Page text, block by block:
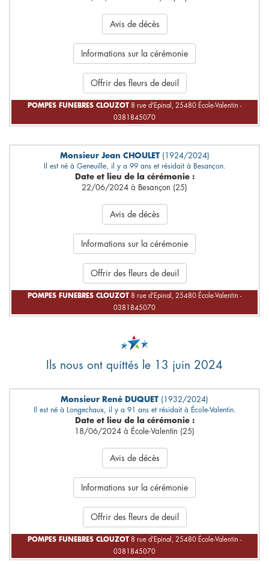
Avis de décès
Informations sur la cérémonie
Offrir des fleurs de deuil
POMPES FUNEBRES CLOUZOT 8 rue d'Epinal, 25480 École-Valentin -
0381845070
Monsieur Jean CHOULET (1924/2024)
Il est né à Geneuille, il y a 99 ans et résidait à Besançon.
Date et lieu de la cérémonie :
22/06/2024 à Besançon (25)
Avis de décès
Informations sur la cérémonie
Offrir des fleurs de deuil
POMPES FUNEBRES CLOUZOT 8 rue d'Epinal, 25480 École-Valentin -
0381845070
Ils nous ont quittés le 13 juin 2024
Monsieur René DUQUET (1932/2024)
Il est né à Longechaux, il y a 91 ans et résidait à École-Valentin.
Date et lieu de la cérémonie :
18/06/2024 à École-Valentin (25)
Avis de décès
Informations sur la cérémonie
Offrir des fleurs de deuil
POMPES FUNEBRES CLOUZOT 8 rue d'Epinal, 25480 École-Valentin -
0381845070